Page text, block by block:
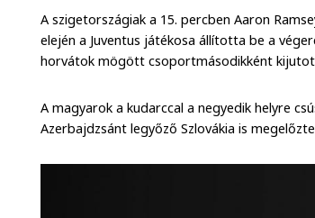
A szigetországiak a 15. percben Aaron
elején a Juventus játékosa állította be a
horvátok mögött csoportmásodikként
A magyarok a kudarccal a negyedik helyre
Azerbajdzsánt legyőző Szlovákia is